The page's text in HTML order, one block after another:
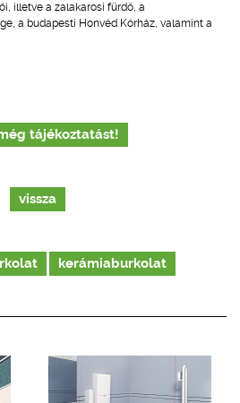
illetve a zalakarosi fürdő, a
a budapesti Honvéd Kórház, valamint a
tájékoztatást!
vissza
kerámiaburkolat